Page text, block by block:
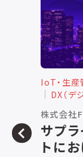
IoT・生産
DX（デ
株式会
サプ
トに